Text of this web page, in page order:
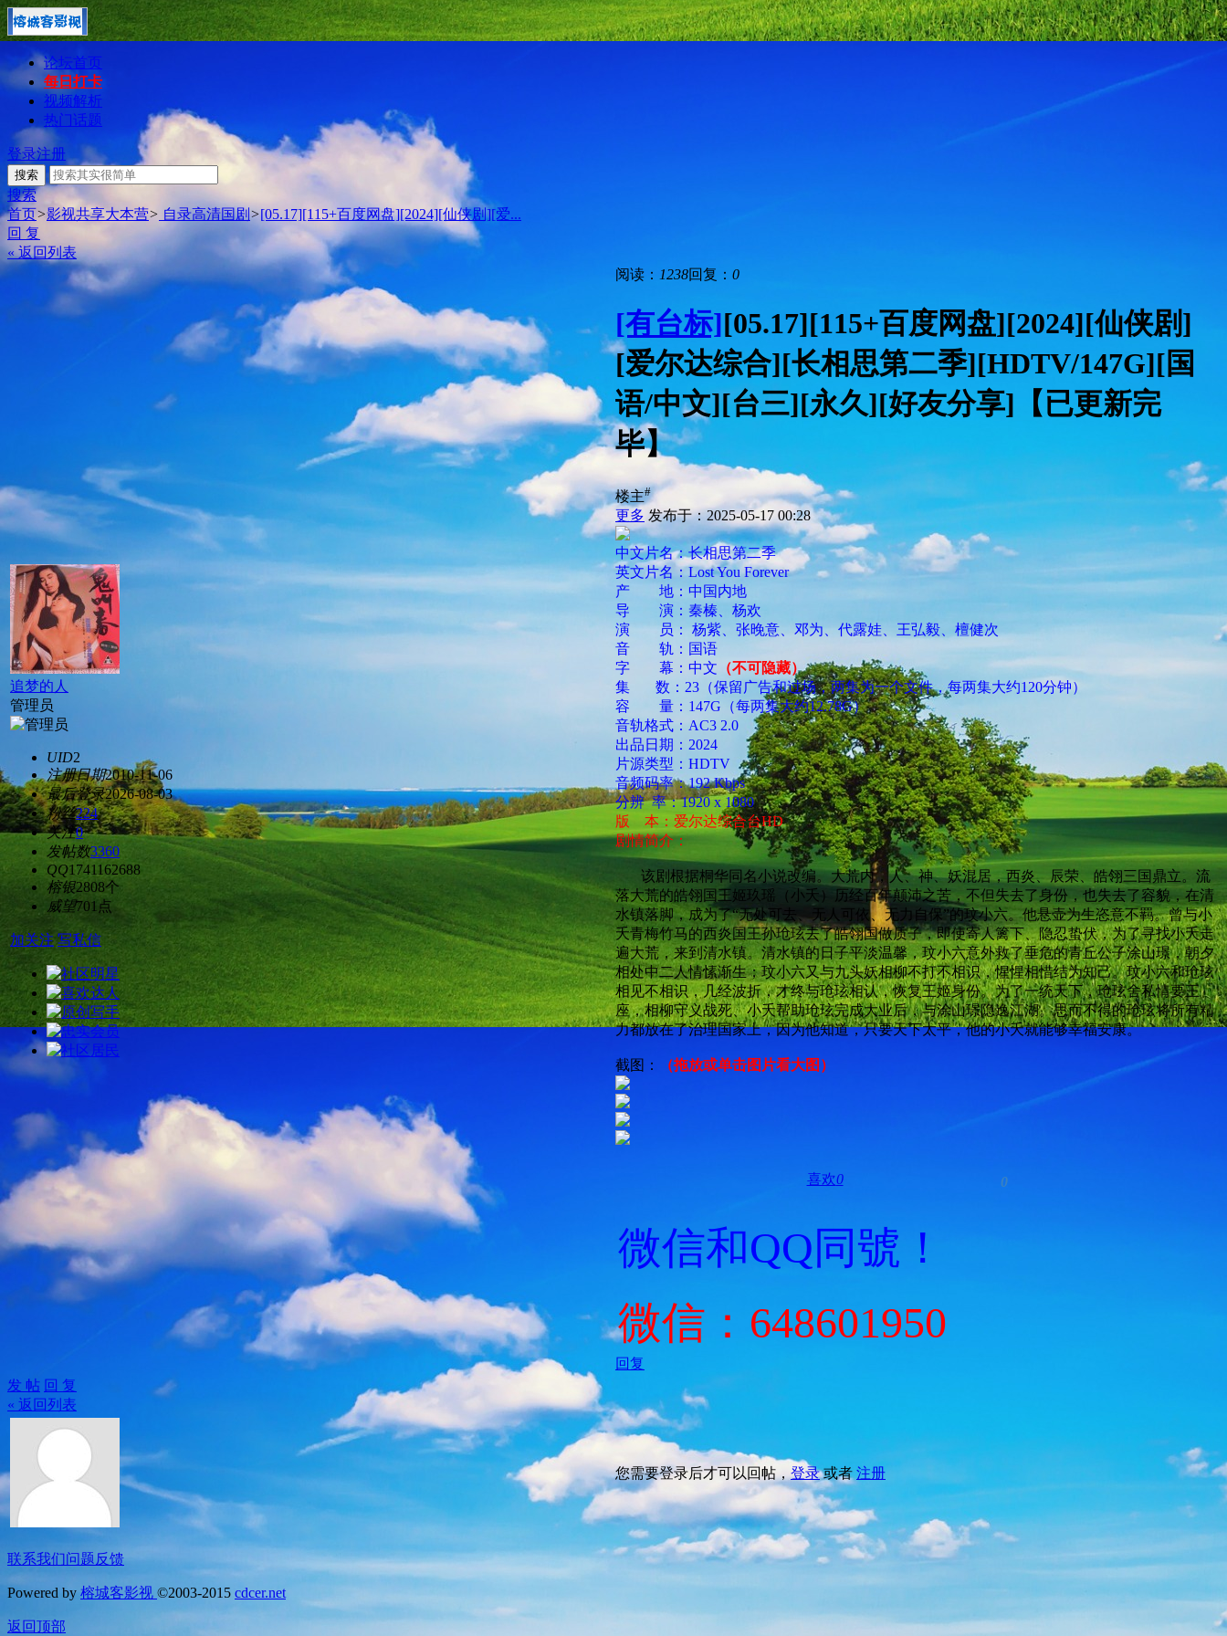
论坛首页
每日打卡
视频解析
热门话题
登录注册
搜索
搜索
首页>影视共享大本营> 自录高清国剧>[05.17][115+百度网盘][2024][仙侠剧][爱...
回 复
« 返回列表
追梦的人
管理员
UID2
注册日期2010-11-06
最后登录2026-08-03
粉丝224
关注0
发帖数3360
QQ1741162688
榕银2808个
威望701点
加关注 写私信
阅读： 1238回复： 0
[有台标][05.17][115+百度网盘][2024][仙侠剧]
[爱尔达综合][长相思第二季][HDTV/147G][国
语/中文][台三][永久][好友分享]【已更新完
毕】
楼主#
更多 发布于：2025-05-17 00:28
中文片名：长相思第二季
英文片名：Lost You Forever
产 地：中国内地
导 演：秦榛、杨欢
演 员： 杨紫、张晚意、邓为、代露娃、王弘毅、檀健次
音 轨：国语
字 幕：中文 （不可隐藏）
集 数：23（保留广告和过场，两集为一个文件，每两集大约120分钟）
容 量：147G（每两集大约12.78G）
音轨格式：AC3 2.0
出品日期：2024
片源类型：HDTV
音频码率：192 Kbps
分辨 率：1920 x 1080
版 本：爱尔达综合台HD
剧情简介：
该剧根据桐华同名小说改编。大荒内，人、神、妖混居，西炎、辰荣、皓翎三国鼎立。流
落大荒的皓翎国王姬玖瑶（小夭）历经百年颠沛之苦，不但失去了身份，也失去了容貌，在清
水镇落脚，成为了“无处可去、无人可依、无力自保”的玟小六。他悬壶为生恣意不羁。曾与小
夭青梅竹马的西炎国王孙玱玹去了皓翎国做质子，即使寄人篱下、隐忍蛰伏，为了寻找小夭走
遍大荒，来到清水镇。清水镇的日子平淡温馨，玟小六意外救了垂危的青丘公子涂山璟，朝夕
相处中二人情愫渐生；玟小六又与九头妖相柳不打不相识，惺惺相惜结为知己。玟小六和玱玹
相见不相识，几经波折，才终与玱玹相认，恢复王姬身份。为了一统天下，玱玹舍私情要王
座，相柳守义战死、小夭帮助玱玹完成大业后，与涂山璟隐逸江湖。思而不得的玱玹将所有精
力都放在了治理国家上，因为他知道，只要天下太平，他的小夭就能够幸福安康。
截图： （拖放或单击图片看大图）
喜欢0 0
微信和QQ同號！
微信：648601950
回复
发 帖 回 复
« 返回列表
您需要登录后才可以回帖， 登录或者注册
联系我们问题反馈
Powered by 榕城客影视 ©2003-2015 cdcer.net
返回顶部